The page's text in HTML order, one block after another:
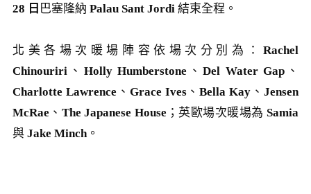
28 日 巴塞隆納 Palau Sant Jordi 結束全程。
北美各場次暖場陣容依場次分別為： Rachel
Chinouriri 、 Holly Humberstone 、Del Water Gap、
Charlotte Lawrence 、 Grace Ives、Bella Kay 、Jensen
McRae 、 The Japanese House ；英歐場次暖場為 Samia
與 Jake Minch。